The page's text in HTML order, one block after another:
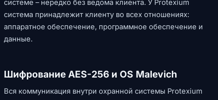
системе – нередко без ведома клиента. У Protexium
система принадлежит клиенту во всех отношениях:
аппаратное обеспечение, программное обеспечение и
данные.
Шифрование AES-256 и OS Malevich
Вся коммуникация внутри охранной системы Protexium